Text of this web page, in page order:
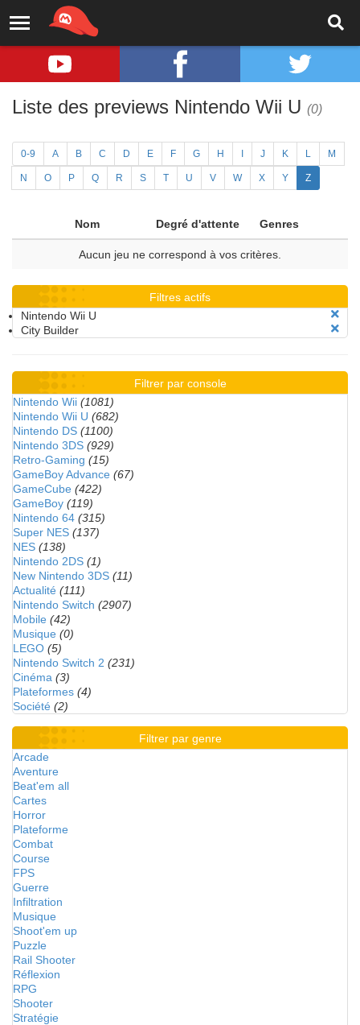
Liste des previews Nintendo Wii U (0)
0-9 A B C D E F G H J K L M
N O P Q R S T U V W X Y Z
Nom Degré d'attente Genres
Aucun jeu ne correspond à vos critères.
Filtres actifs
Nintendo Wii U
City Builder
Filtrer par console
Nintendo Wii (1081)
Nintendo Wii U (682)
Nintendo DS (1100)
Nintendo 3DS (929)
Retro-Gaming (15)
GameBoy Advance (67)
GameCube (422)
GameBoy (119)
Nintendo 64 (315)
Super NES (137)
NES (138)
Nintendo 2DS (1)
New Nintendo 3DS (11)
Actualité (111)
Nintendo Switch (2907)
Mobile (42)
Musique (0)
LEGO (5)
Nintendo Switch 2 (231)
Cinéma (3)
Plateformes (4)
Société (2)
Filtrer par genre
Arcade
Aventure
Beat'em all
Cartes
Horror
Plateforme
Combat
Course
FPS
Guerre
Infiltration
Musique
Shoot'em up
Puzzle
Rail Shooter
Réflexion
RPG
Shooter
Stratégie